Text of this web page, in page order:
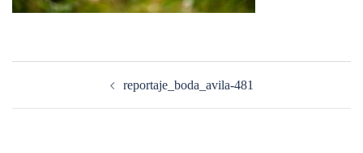
reportaje_boda_avila-481